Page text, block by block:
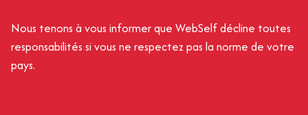
Nous tenons à vous informer que WebSelf décline toutes
responsabilités si vous ne respectez pas la norme de votre
pays.